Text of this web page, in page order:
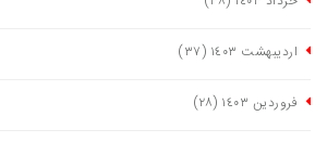
اردیبهشت ١٤٠٣ (٣٧)
فروردین ١٤٠٣ (٢٨)